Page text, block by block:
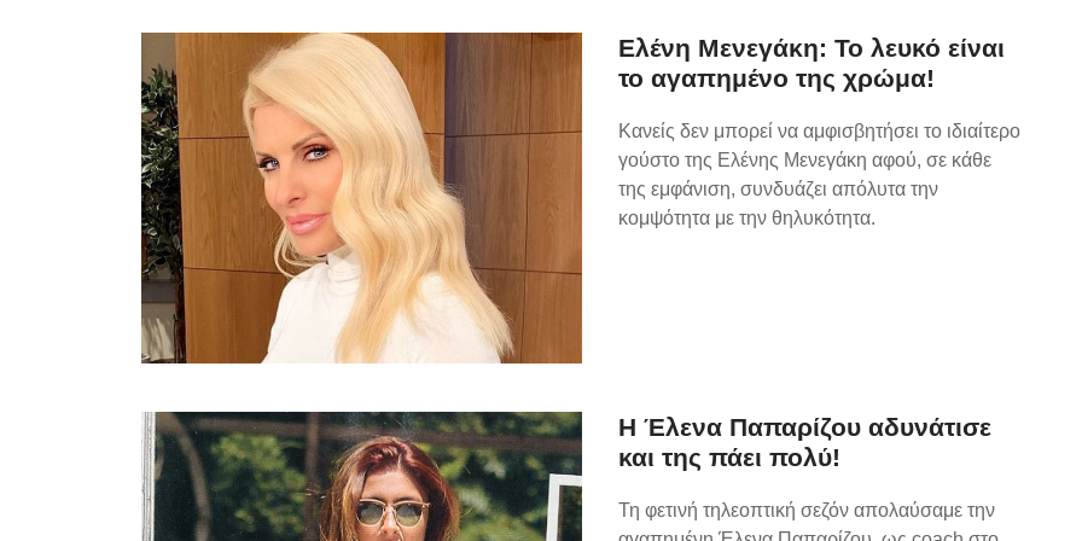
Ελένη Μενεγάκη: Το λευκό είναι
το αγαπημένο της χρώμα!
Κανείς δεν μπορεί να αμφισβητήσει το ιδιαίτερο
γούστο της Ελένης Μενεγάκη αφού, σε κάθε
της εμφάνιση, συνδυάζει απόλυτα την
κομψότητα με την θηλυκότητα.
Η Έλενα Παπαρίζου αδυνάτισε
και της πάει πολύ!
Τη φετινή τηλεοπτική σεζόν απολαύσαμε την